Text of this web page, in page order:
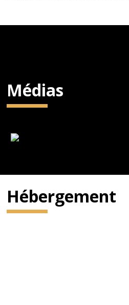
Médias
Hébergement